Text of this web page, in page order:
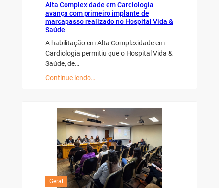
Alta Complexidade em Cardiologia
avança com primeiro implante de
marcapasso realizado no Hospital Vida &
Saúde
A habilitação em Alta Complexidade em
Cardiologia permitiu que o Hospital Vida &
Saúde, de…
Continue lendo…
Geral